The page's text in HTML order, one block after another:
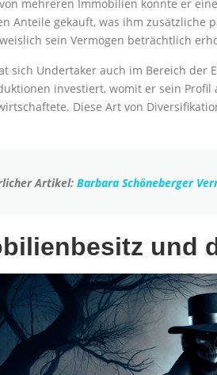
mehreren Immobilien konnte er
Anteile gekauft, was ihm zusätzliche
sein Vermögen beträchtlich
sich Undertaker auch im Bereich
investiert, womit er sein
Diese Art von
Artikel: Barbara Schöneberger
und